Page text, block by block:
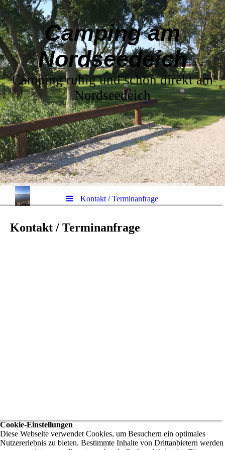
Camping am
Nordseedeich
Camping ruhig und schön direkt am
Nordseedeich
Kontakt / Terminanfrage
Kontakt / Terminanfrage
Cookie-Einstellungen
Diese Webseite verwendet Cookies, um Besuchern ein optimales
Nutzererlebnis zu bieten. Bestimmte Inhalte von Drittanbietern werden